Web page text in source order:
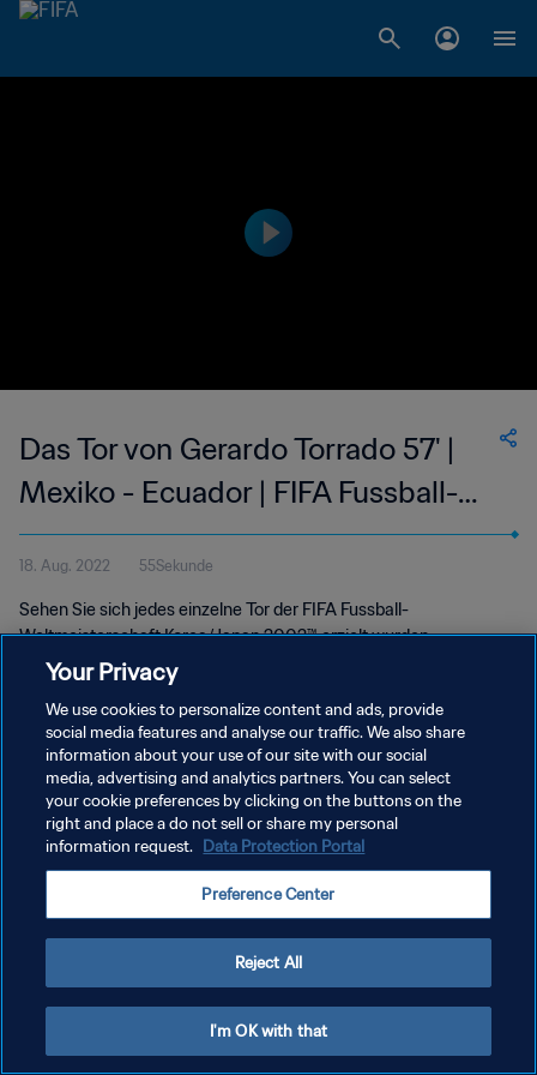
Das Tor von Gerardo Torrado 57' |
Mexiko - Ecuador | FIFA Fussball-
Weltmeisterschaft Korea/Japan
2002™
18. Aug. 2022 55Sekunde
Sehen Sie sich jedes einzelne Tor der FIFA Fussball-
Weltmeisterschaft Korea/Japan 2002™ erzielt wurden.
DATENSCHUTZ
NUTZUNGSBEDINGUNGEN
COOKIE-EINSTELLUNGEN VERWALTEN
Your Privacy
We use cookies to personalize content and ads, provide
social media features and analyse our traffic. We also share
information about your use of our site with our social
media, advertising and analytics partners. You can select
your cookie preferences by clicking on the buttons on the
right and place a do not sell or share my personal
information request. Data Protection Portal
Preference Center
Reject All
I'm OK with that